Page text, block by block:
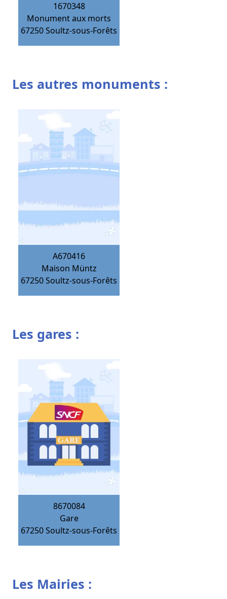
1670348
Monument aux morts
67250Soultz-sous-Forêts
Les autres monuments :
A670416
Maison Müntz
67250Soultz-sous-Forêts
Les gares :
8670084
Gare
67250Soultz-sous-Forêts
Les Mairies :